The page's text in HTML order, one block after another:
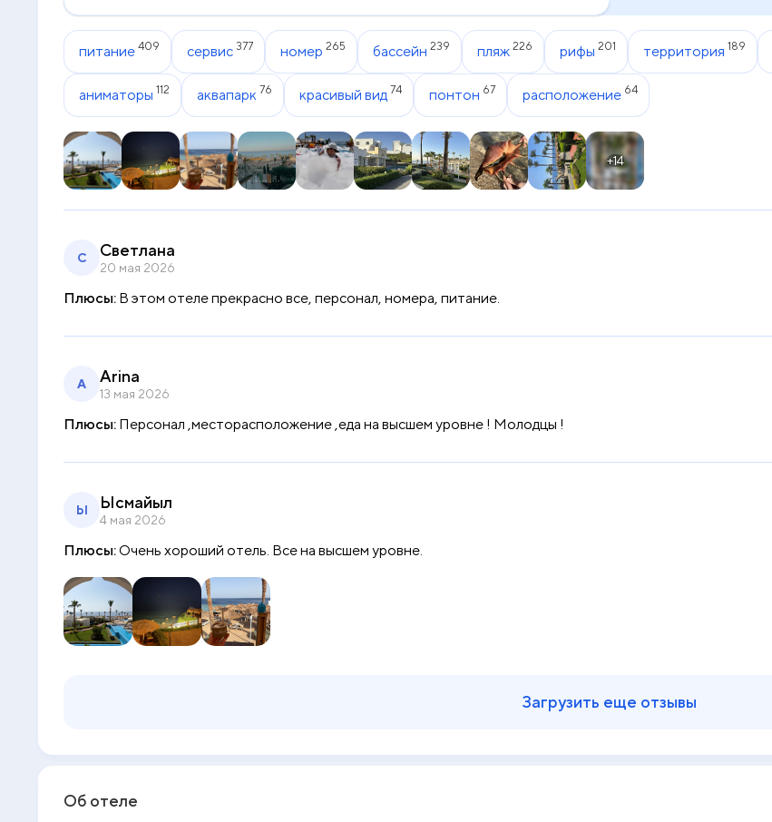
питание 409 сервис 377 номер 265 бассейн 239 пляж 226 рифы 201 территория 189
аниматоры 112 аквапарк 76 красивый вид 74 понтон 67 расположение 64
+14
С Светлана
20 мая 2026
Плюсы: В этом отеле прекрасно все, персонал, номера, питание.
A Arina
13 мая 2026
Плюсы: Персонал ,месторасположение ,еда на высшем уровне ! Молодцы !
Ы Ысмайыл
4 мая 2026
Плюсы:Очень хороший отель. Все на высшем уровне.
Загрузить еще отзывы
Об отеле